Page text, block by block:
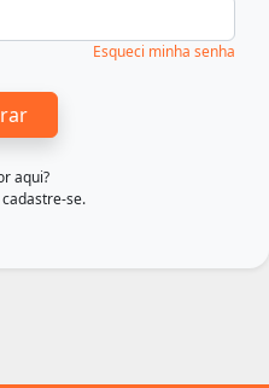
Esqueci minha senha
aqui?
se.